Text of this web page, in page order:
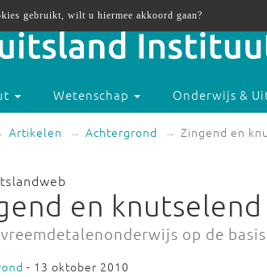
Wetenschap Onderwijs &
Artikelen Achtergrond Zingend en
en
op de
- 13 oktober 2010
gebruikt, wilt u hiermee akkoord gaan?